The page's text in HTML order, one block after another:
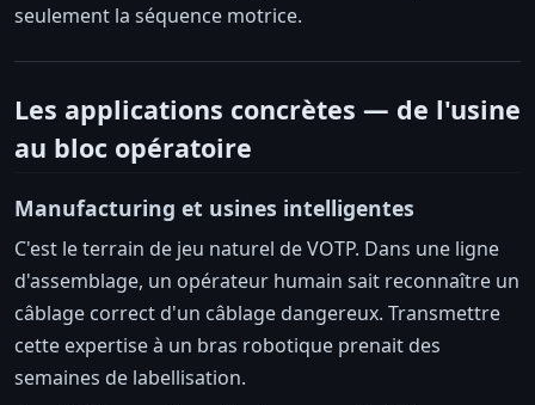
seulement la séquence motrice.
Les applications concrètes — de l'usine
au bloc opératoire
Manufacturing et usines intelligentes
C'est le terrain de jeu naturel de VOTP. Dans une ligne
d'assemblage, un opérateur humain sait reconnaître un
câblage correct d'un câblage dangereux. Transmettre
cette expertise à un bras robotique prenait des
semaines de labellisation.